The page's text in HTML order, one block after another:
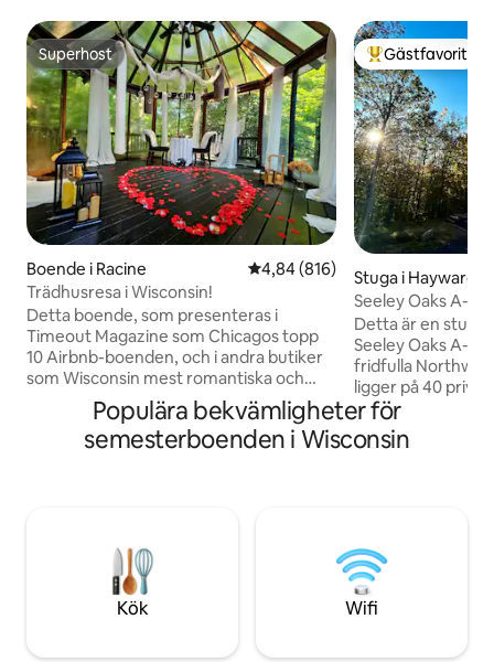
Superhost
Superhost
Boende i Racine 4,84 av 5 i genomsnittligt
4,84 (816)
Trädhusresa i Wisconsin!
Detta boende, som presenteras i
Timeout Magazine som Chicagos topp
10 Airbnb-boenden, och i andra butiker
som Wisconsin mest romantiska och
topp 5 Airbnb-boenden, har detta
boende en uppslukande
naturupplevelse med utsikt över en
kvittrande fåglar som om du vore i ett
trädhus! 3 miles till Lake Michigan och
centrum. Om vi är hemma får du en
hemlighet. Inga lokala bokningar.
Populär
Gästfavorit
Stuga i Hayward
Seeley Oaks A-
40 tunnland
Detta är en
Seeley Oaks A-
fridfulla
ligger på 40
grannar!) med
Hayward-Cable-
erbjuda. Med en
samt tvättmaskin
Mindre än 2 miles
miles från Cable
Hayward. IG:
Populära bekvämligheter för
semesterboenden i Wisconsin
Kök Wifi